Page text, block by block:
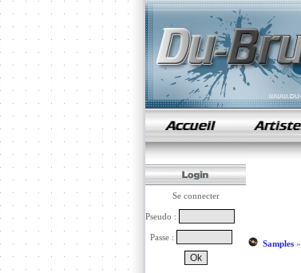
samples de rap
Se connecter
Pseudo :
Passe :
Samples»